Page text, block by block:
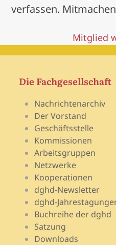
verfassen.
Mitglied
Die Fachgesellschaft
Nachrichtenarchiv
Der Vorstand
Geschäftsstelle
Kommissionen
Arbeitsgruppen
Netzwerke
Kooperationen
dghd-Newsletter
dghd-
Buchreihe der dghd
Satzung
Downloads